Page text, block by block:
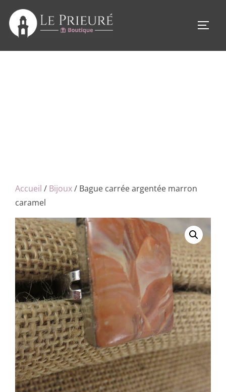
contenu
Accueil / Bijoux/ Bague carrée argentée marron
caramel